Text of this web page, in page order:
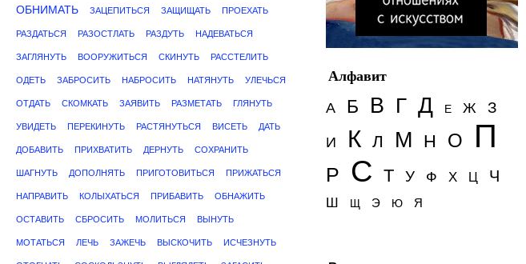
ОБНИМАТЬ
ЗАЦЕПИТЬСЯ ЗАЩИЩАТЬ ПРОЕХАТЬ
РАЗДАТЬСЯ РАЗОСТЛАТЬ РАЗДУТЬ НАДЕВАТЬСЯ
ЗАГЛЯНУТЬ ВООРУЖИТЬСЯ СКИНУТЬ РАССТЕЛИТЬ
ОДЕТЬ ЗАБРОСИТЬ НАБРОСИТЬ НАТЯНУТЬ УЛЕЧЬСЯ
ОТДАТЬ СКОМКАТЬ ЗАЯВИТЬ РАЗМЕТАТЬ ГЛЯНУТЬ
УВИДЕТЬ ПЕРЕКИНУТЬ РАСТЯНУТЬСЯ ВИСЕТЬ ДАТЬ
ДОБАВИТЬ ПРИХВАТИТЬ ДЕРНУТЬ СОХРАНИТЬ
ШАГНУТЬ ДОПОЛНЯТЬ ПРИГОТОВИТЬСЯ ПРИЖАТЬСЯ
НАПРАВИТЬ КОЛЫХАТЬСЯ ПРИБАВИТЬ ОБНАЖИТЬ
ОСТАВИТЬ СБРОСИТЬ МОЛИТЬСЯ ВЫНУТЬ
МОТАТЬСЯ ЛЕЧЬ ЗАЖЕЧЬ ВЫСКОЧИТЬ ИСЧЕЗНУТЬ
Алфавит
А
Б В Г Д Е Ж З
И К Л М Н О П
Р С Т У Ф Х Ц Ч
Ш Щ Э Ю Я